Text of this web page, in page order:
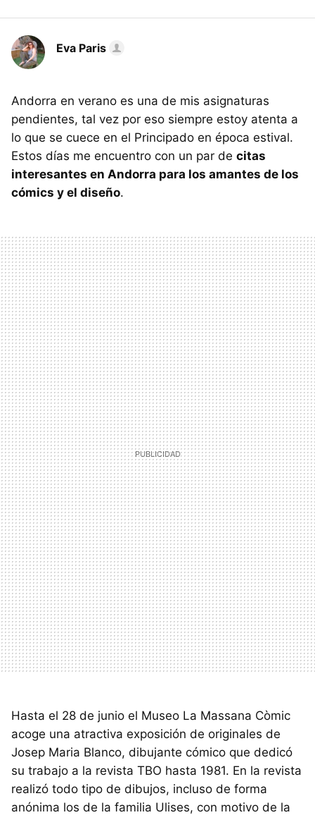
Eva Paris
Andorra en verano es una de mis asignaturas
pendientes, tal vez por eso siempre estoy atenta a
lo que se cuece en el Principado en época estival.
Estos días me encuentro con un par de citas
interesantes en Andorra para los amantes de los
cómics y el diseño.
Hasta el 28 de junio el Museo La Massana Còmic
acoge una atractiva exposición de originales de
Josep Maria Blanco, dibujante cómico que dedicó
su trabajo a la revista TBO hasta 1981. En la revista
realizó todo tipo de dibujos, incluso de forma
anónima los de la familia Ulises, con motivo de la